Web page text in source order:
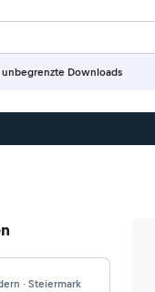
Downloads
· Steiermark